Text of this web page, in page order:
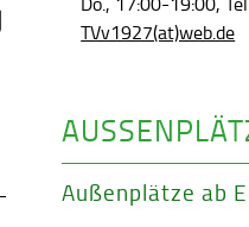
TVv1927(at)web.de
Außenplätze ab